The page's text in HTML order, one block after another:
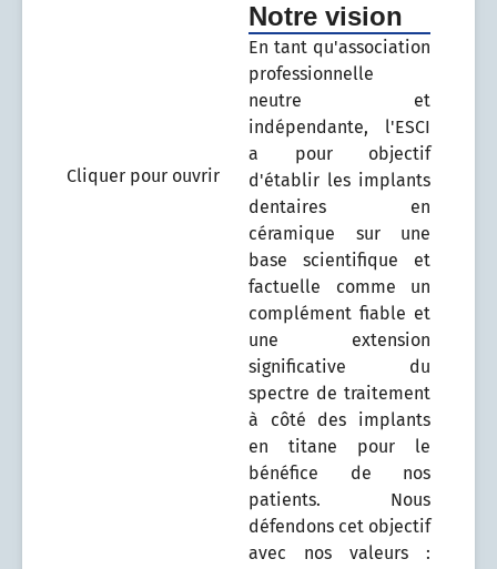
Cliquer pour ouvrir
Notre vision
En tant qu'association
professionnelle
neutre et
indépendante, l'ESCI
a pour objectif
d'établir les implants
dentaires en
céramique sur une
base scientifique et
factuelle comme un
complément fiable et
une extension
significative du
spectre de traitement
à côté des implants
en titane pour le
bénéfice de nos
patients. Nous
défendons cet objectif
avec nos valeurs :